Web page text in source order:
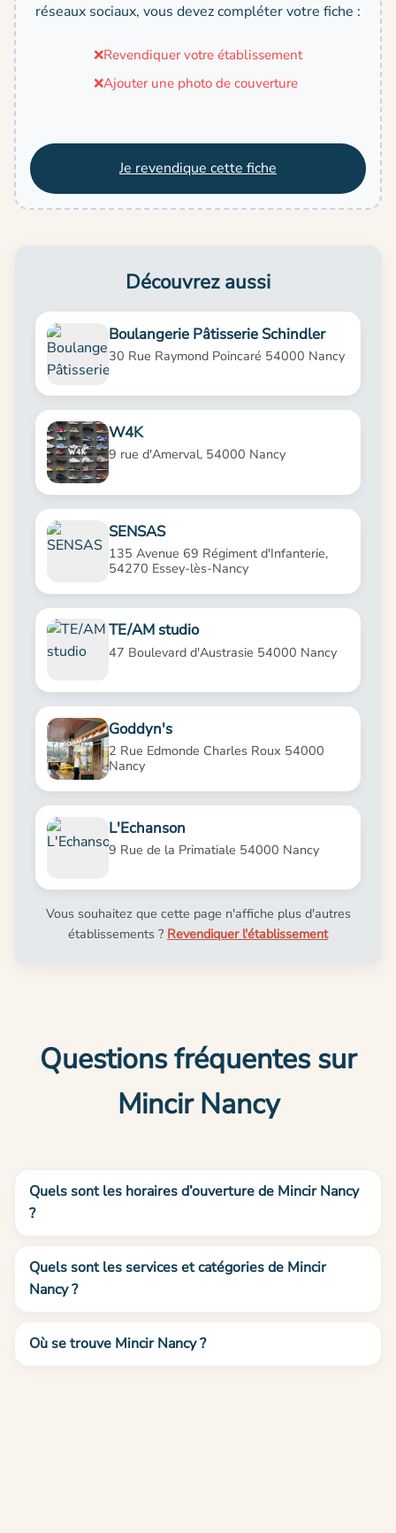
réseaux sociaux, vous devez compléter votre fiche :
❌Revendiquer votre établissement
❌Ajouter une photo de couverture
Je revendique cette fiche
Découvrez aussi
Boulangerie Pâtisserie Schindler
30 Rue Raymond Poincaré 54000 Nancy
W4K
9 rue d'Amerval, 54000 Nancy
SENSAS
135 Avenue 69 Régiment d'Infanterie,
54270 Essey-lès-Nancy
TE/AM studio
47 Boulevard d'Austrasie 54000 Nancy
Goddyn's
2 Rue Edmonde Charles Roux 54000
Nancy
L'Echanson
9 Rue de la Primatiale 54000 Nancy
Vous souhaitez que cette page n'affiche plus d'autres
établissements ? Revendiquer l'établissement
Questions fréquentes sur
Mincir Nancy
Quels sont les horaires d’ouverture de Mincir Nancy
?
Quels sont les services et catégories de Mincir
Nancy ?
Où se trouve Mincir Nancy ?